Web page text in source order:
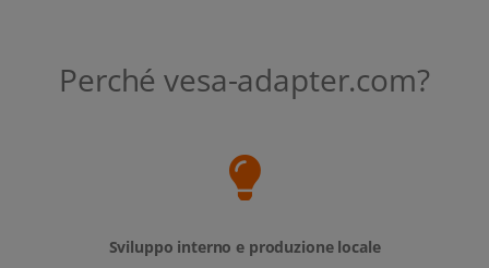
Perché vesa-adapter.com?
Sviluppo interno e produzione locale